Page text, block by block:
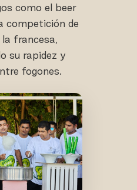
como el beer
competición de
francesa,
su rapidez y
fogones.